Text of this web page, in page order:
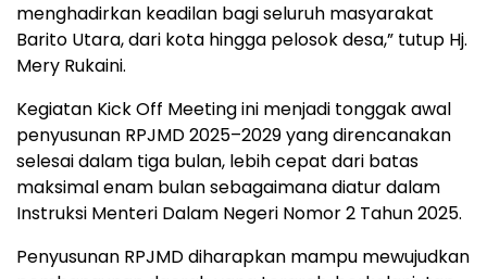
menghadirkan keadilan bagi seluruh masyarakat
Barito Utara, dari kota hingga pelosok desa,” tutup Hj.
Mery Rukaini.
Kegiatan Kick Off Meeting ini menjadi tonggak awal
penyusunan RPJMD 2025–2029 yang direncanakan
selesai dalam tiga bulan, lebih cepat dari batas
maksimal enam bulan sebagaimana diatur dalam
Instruksi Menteri Dalam Negeri Nomor 2 Tahun 2025.
Penyusunan RPJMD diharapkan mampu mewujudkan